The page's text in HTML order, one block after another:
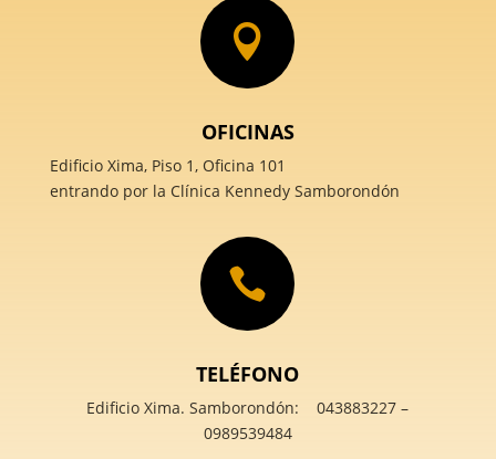

OFICINAS
Edificio Xima, Piso 1, Oficina 101
entrando por la Clínica Kennedy Samborondón

TELÉFONO
Edificio Xima. Samborondón: 043883227 –
0989539484